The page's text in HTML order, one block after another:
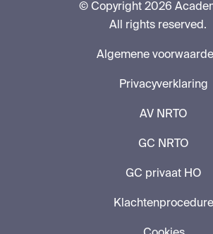
© Copyright 2026
All rights reserved.
Algemene
Privacyverklaring
AV NRTO
GC NRTO
GC privaat HO
Klachtenprocedure